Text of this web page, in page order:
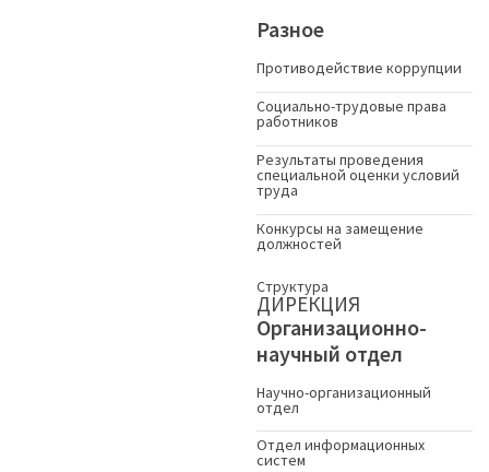
Разное
Противодействие коррупции
Социально-трудовые права
работников
Результаты проведения
специальной оценки условий
труда
Конкурсы на замещение
должностей
Структура
ДИРЕКЦИЯ
Организационно-
научный отдел
Научно-организационный
отдел
Отдел информационных
систем